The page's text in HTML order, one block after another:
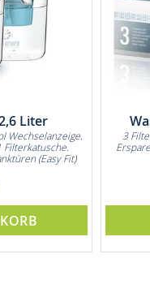
Liter
Wechselanzeige.
Filterkatusche.
(Easy Fit)
3